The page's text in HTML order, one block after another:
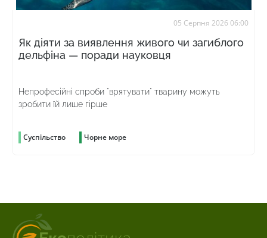
05 Серпня 2026 06:00
Як діяти за виявлення живого чи загиблого
дельфіна — поради науковця
Непрофесійні спроби "врятувати" тварину можуть
зробити їй лише гірше
Суспільство Чорне море